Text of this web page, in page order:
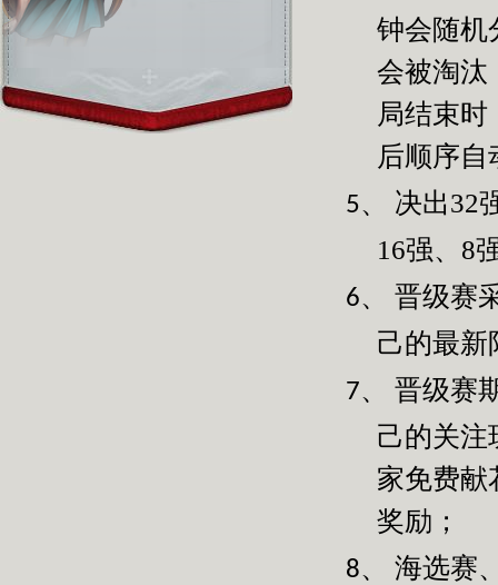
钟会随机
会被淘汰
局结束时
后顺序
5、 决出32
16强、 8
6、
晋级赛
己的最新
7、
晋级赛
己的关注
家免费献
奖励；
8、
海选赛